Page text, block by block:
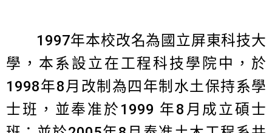
1997年本校改名為國立屏東科技大
學，本系設立在工程科技學院中，於
1998年8月改制為四年制水土保持系學
士班，並奉准於1999 年8月成立碩士